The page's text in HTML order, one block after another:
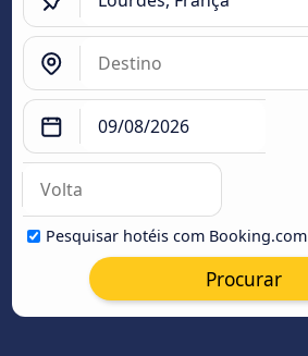
Pesquisar hotéis com Booking.com
Procurar